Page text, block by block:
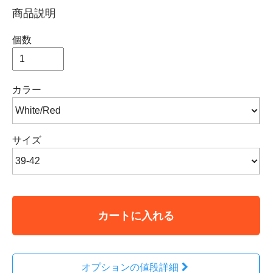
商品説明
個数
カラー
サイズ
カートに入れる
オプションの値段詳細